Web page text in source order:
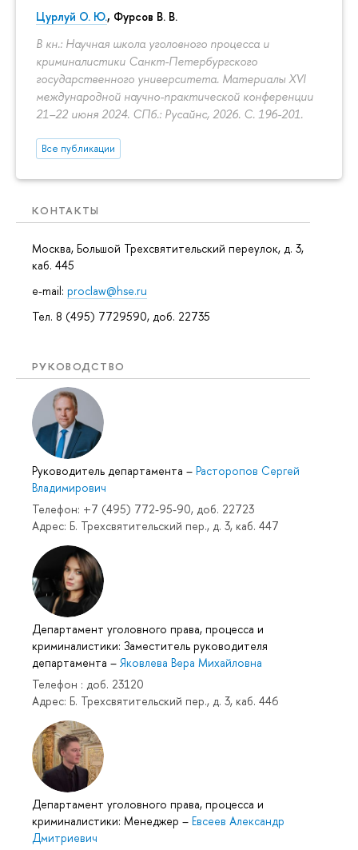
Цурлуй О. Ю., Фурсов В. В.
В кн.: Научная школа уголовного процесса и
криминалистики Санкт-Петербургского
государственного университета. Материалы XVI
международной научно-практической конференции
21–22 июня 2024. СПб.: Русайнс, 2026. С. 196-201.
Все публикации
КОНТАКТЫ
Москва, Большой Трехсвятительский переулок, д. 3,
каб. 445
e-mail: proclaw@hse.ru
Тел. 8 (495) 7729590, доб. 22735
РУКОВОДСТВО
Руководитель департамента – Расторопов Сергей
Владимирович
Телефон: +7 (495) 772-95-90, доб. 22723
Адрес: Б. Трехсвятительский пер., д. 3, каб. 447
Департамент уголовного права, процесса и
криминалистики: Заместитель руководителя
департамента – Яковлева Вера Михайловна
Телефон : доб. 23120
Адрес: Б. Трехсвятительский пер., д. 3, каб. 446
Департамент уголовного права, процесса и
криминалистики: Менеджер – Евсеев Александр
Дмитриевич